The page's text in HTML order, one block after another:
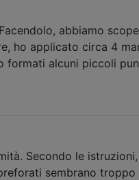
abbiamo
ho applicato circa 4
formati alcuni piccoli
Secondo le
sembrano troppo